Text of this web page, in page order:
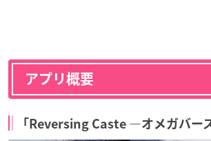
アプリ概要
「Reversing Caste ―オメガバー